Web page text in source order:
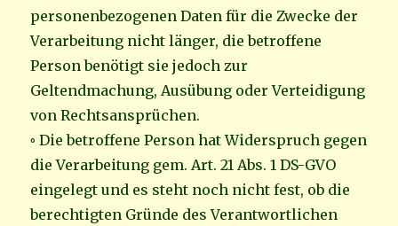
personenbezogenen Daten für die Zwecke der
Verarbeitung nicht länger, die betroffene
Person benötigt sie jedoch zur
Geltendmachung, Ausübung oder Verteidigung
von Rechtsansprüchen.
◦ Die betroffene Person hat Widerspruch gegen
die Verarbeitung gem. Art. 21 Abs. 1 DS-GVO
eingelegt und es steht noch nicht fest, ob die
berechtigten Gründe des Verantwortlichen